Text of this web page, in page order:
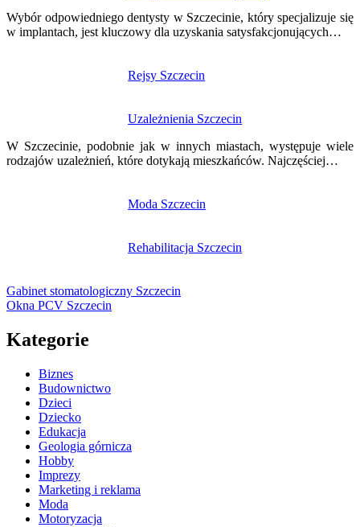
Wybór odpowiedniego dentysty w Szczecinie, który specjalizuje się
w implantach, jest kluczowy dla uzyskania satysfakcjonujących…
Rejsy Szczecin
Uzależnienia Szczecin
W Szczecinie, podobnie jak w innych miastach, występuje wiele
rodzajów uzależnień, które dotykają mieszkańców. Najczęściej…
Moda Szczecin
Rehabilitacja Szczecin
wpisu
Gabinet stomatologiczny Szczecin
Okna PCV Szczecin
Kategorie
Biznes
Budownictwo
Dzieci
Dziecko
Edukacja
Geologia górnicza
Hobby
Imprezy
Marketing i reklama
Moda
Motoryzacja